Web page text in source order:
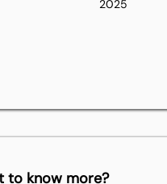
2025
to know more?